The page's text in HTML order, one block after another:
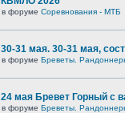
в форуме Соревнования - МТБ
30-31 мая. 30-31 мая,
в форуме Бреветы.
24 мая Бревет Горный с
в форуме Бреветы.